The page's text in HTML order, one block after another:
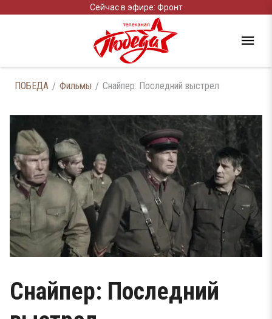
Сейчас в эфире: Фронт
ПОБЕДА Фильмы Снайпер: Последний выстрел
Снайпер: Последний